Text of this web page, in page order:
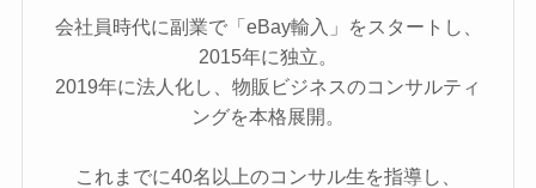
会社員時代に副業で「eBay輸入」をスタートし、
2015年に独立。
2019年に法人化し、物販ビジネスのコンサルティ
ングを本格展開。
これまでに40名以上のコンサル生を指導し、